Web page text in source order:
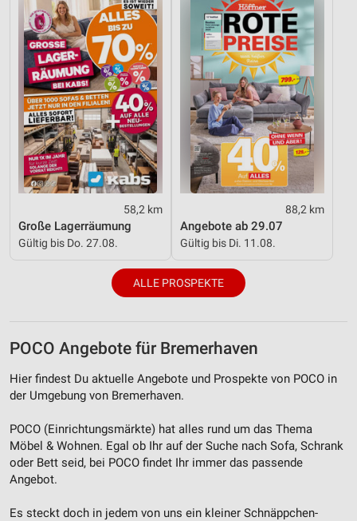
58,2 km
Große Lagerräumung
Gültig bis Do. 27.08.
88,2 km
Angebote ab 29.07
Gültig bis Di. 11.08.
ALLE PROSPEKTE
POCO Angebote für Bremerhaven
Hier findest Du aktuelle Angebote und Prospekte von POCO in
der Umgebung von Bremerhaven.
POCO (Einrichtungsmärkte) hat alles rund um das Thema
Möbel & Wohnen. Egal ob Ihr auf der Suche nach Sofa, Schrank
oder Bett seid, bei POCO findet Ihr immer das passende
Angebot.
Es steckt doch in jedem von uns ein kleiner Schnäppchen-